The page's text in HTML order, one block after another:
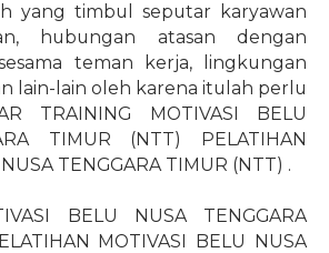
yang timbul seputar karyawan
hubungan atasan dengan
teman kerja, lingkungan
lain-lain oleh karena itulah perlu
TRAINING MOTIVASI BELU
TIMUR (NTT) PELATIHAN
TENGGARA TIMUR (NTT) .
BELU NUSA TENGGARA
MOTIVASI BELU NUSA